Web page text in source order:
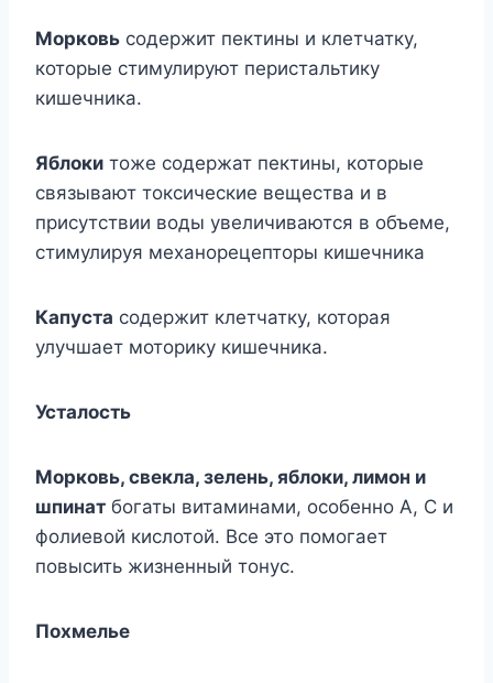
Морковь содержит пектины и клетчатку,
которые стимулируют перистальтику
кишечника.
Яблоки тоже содержат пектины, которые
связывают токсические вещества и в
присутствии воды увеличиваются в объеме,
стимулируя механорецепторы кишечника
Капуста содержит клетчатку, которая
улучшает моторику кишечника.
Усталость
Морковь, свекла, зелень, яблоки, лимон и
шпинат богаты витаминами, особенно А, С и
фолиевой кислотой. Все это помогает
повысить жизненный тонус.
Похмелье